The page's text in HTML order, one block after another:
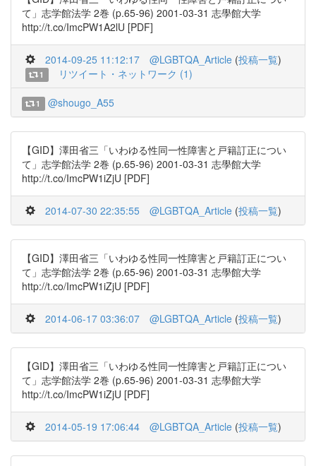
て」志学館法学 2巻 (p.65-96) 2001-03-31 志學館大学
http://t.co/ImcPW1A2lU [PDF]
2014-09-25 11:12:17 @LGBTQA_Article (投稿一覧)
1 リツイート・ネットワーク (1)
1 @shougo_A55
【GID】澤田省三「いわゆる性同一性障害と戸籍訂正につい
て」志学館法学 2巻 (p.65-96) 2001-03-31 志學館大学
http://t.co/ImcPW1iZjU [PDF]
2014-07-30 22:35:55 @LGBTQA_Article (投稿一覧)
【GID】澤田省三「いわゆる性同一性障害と戸籍訂正につい
て」志学館法学 2巻 (p.65-96) 2001-03-31 志學館大学
http://t.co/ImcPW1iZjU [PDF]
2014-06-17 03:36:07 @LGBTQA_Article (投稿一覧)
【GID】澤田省三「いわゆる性同一性障害と戸籍訂正につい
て」志学館法学 2巻 (p.65-96) 2001-03-31 志學館大学
http://t.co/ImcPW1iZjU [PDF]
2014-05-19 17:06:44 @LGBTQA_Article (投稿一覧)